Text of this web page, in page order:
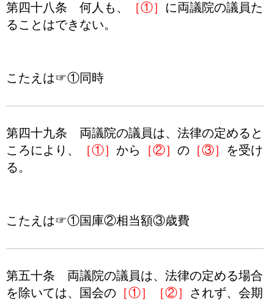
第四十八条 何人も、 ［①］ に両議院の議員た
ることはできない。
こたえは☞①同時
第四十九条 両議院の議員は、法律の定めると
ころにより、
［①］ から ［②］ の ［③］ を受け
る。
こたえは☞①国庫②相当額③歳費
第五十条 両議院の議員は、法律の定める場合
を除いては、国会の ［①］［②］ されず、会期